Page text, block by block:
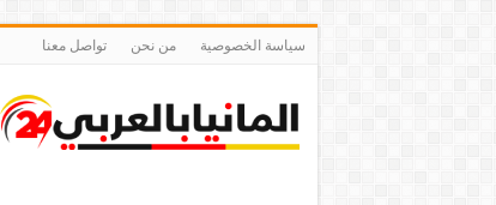
سياسة الخصوصية من نحن تواصل معنا